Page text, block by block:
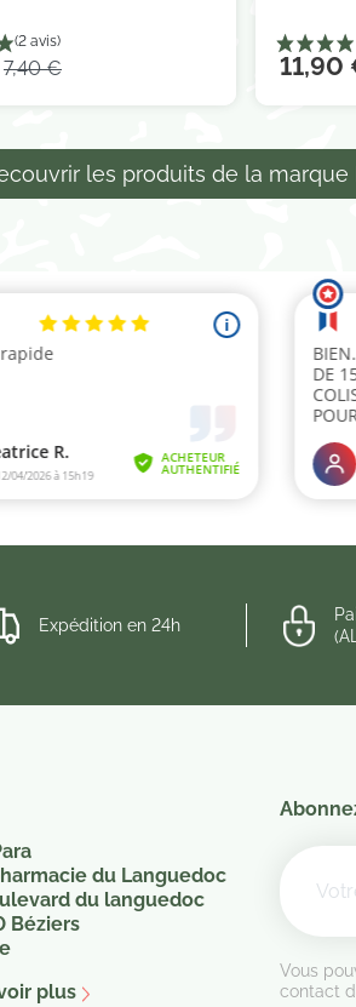
7,40 € 11,90
les produits de la marque
Expédition en 24h
du Languedoc
du languedoc
Béziers
plus
Vous
contact